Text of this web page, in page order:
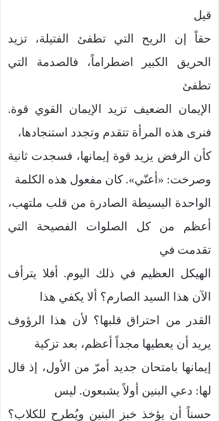
قيل
حقاً إن الريح التي تطفئ الفتيلة، تزيد
الحريق الكبير اضطراماً، فالصدمة التي
تطفئ
الإيمان الضعيف تزيد الإيمان القوي قوة.
فنرى هذه المرأة تتقدم وتجدد استنجادها،
كأن الرفض يزيد قوة إيمانها، فسجدت ثانية
وصرخت: «أعنّي». كان مفعول هذه الكلمة
الواحدة البسيطة الصادرة من قلب ملتهب،
أعظم من كل الصلوات الفصيحة التي
تقدمت في
الهيكل العظيم في ذلك اليوم. أفلا يترأف
الآن هذا السيد الصارم؟ ألا يكفي هذا
القدر من احتراق قلبها؟ لأن هذا الرؤوف
يريد أن يعطيها مجداً أعظم، بعد تزكية
إيمانها بامتحان جديد أمرّ من الأول، إذ قال
لها: دعي البنين أولاً يشبعون. ليس
حسناً أن يؤخذ خبز البنين ويُطرح للكلاب؟